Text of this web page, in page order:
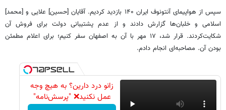
سپس از هواپیمای آنتونوف ایران ۱۴۰ بازدید کردیم. آقایان [حسین] علایی و [محمد]
اسلامی و خلبان‌ها گزارش دادند و از عدم پشتیبانی دولت برای فروش‌ آن
شکایت‌کردند. قرار شد، ۱۷ مهر با آن به اصفهان سفر کنیم؛ برای اعلام مطمئن
‌بودن آن. مصاحبه‌ای انجام دادم.
زانو درد دارین؟ به هیچ وجه
عمل نکنید❌ "پرسش‌نامه"